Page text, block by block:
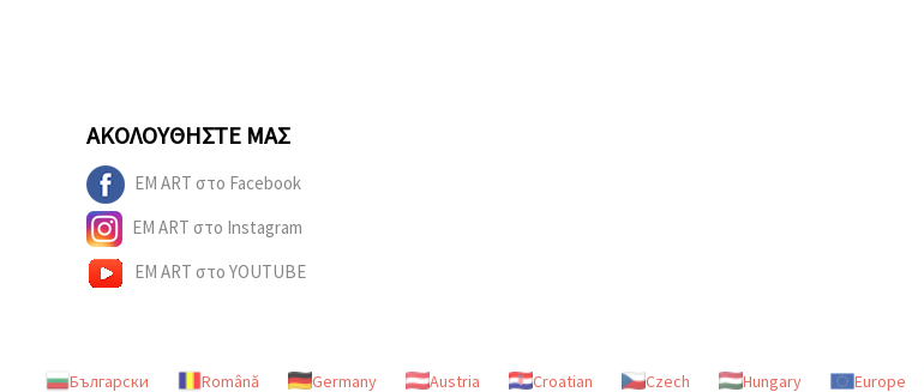
ΑΚΟΛΟΥΘΉΣΤΕ ΜΑΣ
EM ART στο Facebook
EM ART στο Instagram
EM ART στο YOUTUBE
Български Română Germany Austria Croatian Czech Hungary Europe